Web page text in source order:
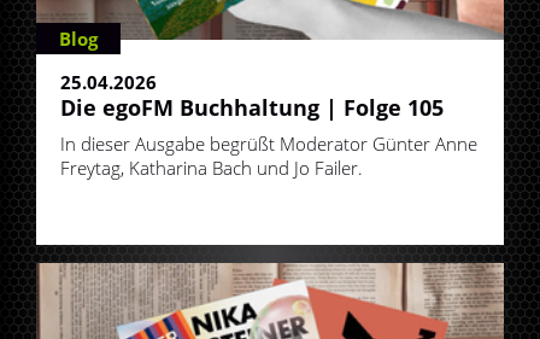
Blog
25.04.2026
Die egoFM Buchhaltung | Folge 105
In dieser Ausgabe begrüßt Moderator Günter Anne
Freytag, Katharina Bach und Jo Failer.